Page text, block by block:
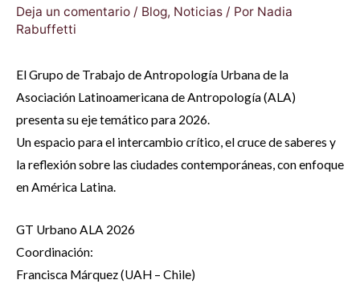
Deja un comentario / Blog, Noticias / Por Nadia
Rabuffetti
El Grupo de Trabajo de Antropología Urbana de la
Asociación Latinoamericana de Antropología (ALA)
presenta su eje temático para 2026.
Un espacio para el intercambio crítico, el cruce de saberes y
la reflexión sobre las ciudades contemporáneas, con enfoque
en América Latina.
GT Urbano ALA 2026
Coordinación:
Francisca Márquez (UAH – Chile)